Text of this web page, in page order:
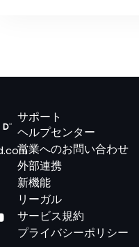
サポート
ヘルプセンター
営業へのお問い合わせ
外部連携
新機能
リーガル
サービス規約
プライバシーポリシー